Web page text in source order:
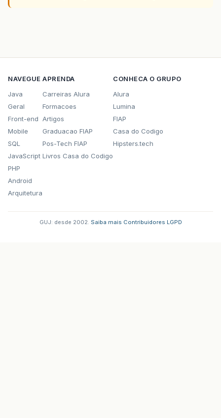
NAVEGUE
Java
Geral
Front-end
Mobile
SQL
JavaScript
PHP
Android
Arquitetura
APRENDA
Carreiras Alura
Formacoes
Artigos
Graduacao FIAP
Pos-Tech FIAP
Livros Casa do Codigo
CONHECA O GRUPO
Alura
Lumina
FIAP
Casa do Codigo
Hipsters.tech
GUJ: desde 2002. Saiba mais Contribuidores LGPD